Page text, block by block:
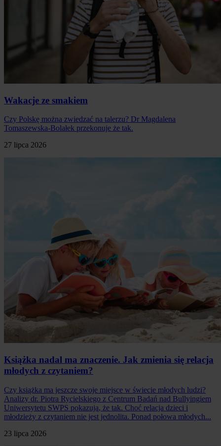
Wakacje ze smakiem
Czy Polskę można zwiedzać na talerzu? Dr Magdalena
Tomaszewska-Bolałek przekonuje że tak.
27 lipca 2026
Książka nadal ma znaczenie. Jak zmienia się relacja
młodych z czytaniem?
Czy książka ma jeszcze swoje miejsce w świecie młodych ludzi?
Analizy dr. Piotra Rycielskiego z Centrum Badań nad Bullyingiem
Uniwersytetu SWPS pokazują, że tak. Choć relacja dzieci i
młodzieży z czytaniem nie jest jednolita. Ponad połowa młodych...
23 lipca 2026